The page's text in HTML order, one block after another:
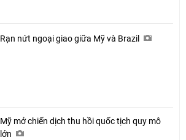
Rạn nứt ngoại giao giữa Mỹ và Brazil
Mỹ mở chiến dịch thu hồi quốc tịch quy mô
lớn